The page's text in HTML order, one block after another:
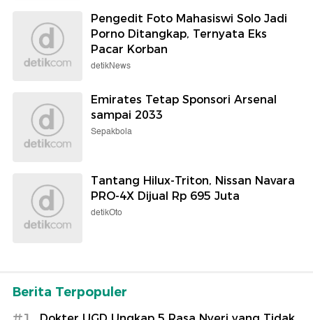
Pengedit Foto Mahasiswi Solo Jadi
Porno Ditangkap, Ternyata Eks
Pacar Korban
detikNews
Emirates Tetap Sponsori Arsenal
sampai 2033
Sepakbola
Tantang Hilux-Triton, Nissan Navara
PRO-4X Dijual Rp 695 Juta
detikOto
Berita Terpopuler